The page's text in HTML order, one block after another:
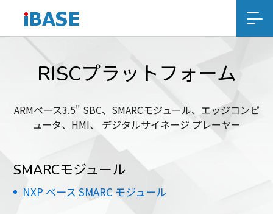
RISCプラットフォーム
ARMベース3.5" SBC、SMARCモジュール、エッジコンピ
ュータ、HMI、 デジタルサイネージ プレーヤー
SMARCモジュール
NXP ベース SMARC モジュール